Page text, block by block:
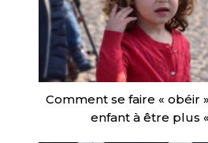
Comment se faire « obéir
enfant à être plus